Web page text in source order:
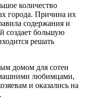
количество
города. Причина их
содержания и
создает большую
решать
домом для сотен
любимцами,
и оказались на